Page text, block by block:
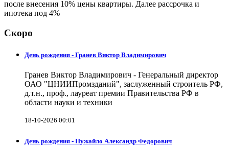
после внесения 10% цены квартиры. Далее рассрочка и
ипотека под 4%
Скоро
День рождения - Гранев Виктор Владимирович
Гранев Виктор Владимирович - Генеральный директор
ОАО "ЦНИИПромзданий", заслуженный строитель РФ,
д.т.н., проф., лауреат премии Правительства РФ в
области науки и техники
18-10-2026 00:01
День рождения - Пужайло Александр Федорович